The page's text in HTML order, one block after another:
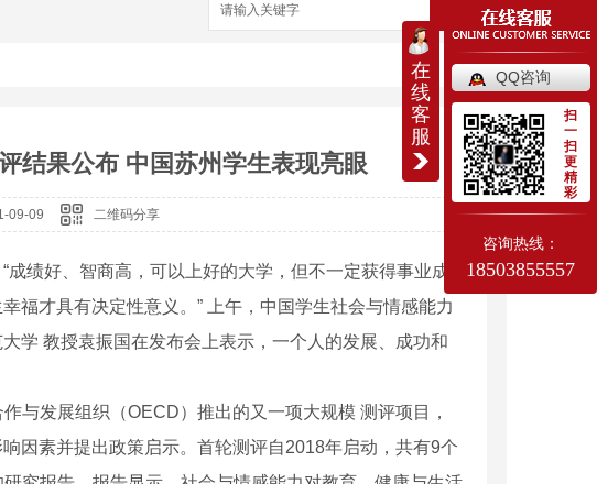
搜索
结果公布 中国苏州学生表现亮眼
09-09 二维码分享
绩好、智商高，可以上好的大学，但不一定获得事业成
福才具有决定性意义。” 上午，中国学生社会与情感能力
学 教授袁振国在发布会上表示，一个人的发展、成功和
与发展组织（OECD）推出的又一项大规模 测评项目，
因素并提出政策启示。首轮测评自2018年启动，共有9个
在
线
客
服
QQ咨询
扫
一
扫
更
精
彩
咨询热线：
18503855557